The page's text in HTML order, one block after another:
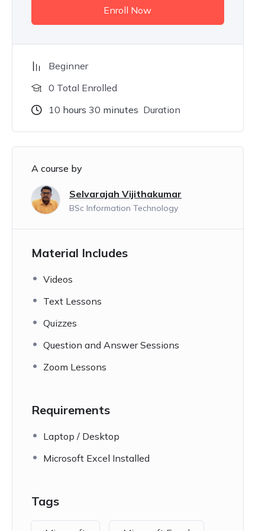
Enroll Now
Beginner
0 Total Enrolled
10 hours 30 minutes Duration
A course by
Selvarajah Vijithakumar
BSc Information Technology
Material Includes
Videos
Text Lessons
Quizzes
Question and Answer Sessions
Zoom Lessons
Requirements
Laptop / Desktop
Microsoft Excel Installed
Tags